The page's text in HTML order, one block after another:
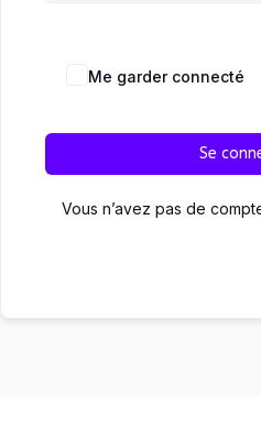
Me garder connecté
Se
Vous n’avez pas de